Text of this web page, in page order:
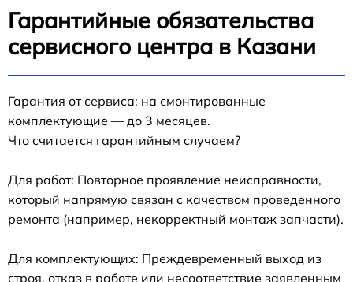
Гарантийные обязательства
сервисного центра в Казани
Гарантия от сервиса: на смонтированные
комплектующие — до 3 месяцев.
Что считается гарантийным случаем?
Для работ: Повторное проявление неисправности,
который напрямую связан с качеством проведенного
ремонта (например, некорректный монтаж запчасти).
Для комплектующих: Преждевременный выход из
строя, отказ в работе или несоответствие заявленным